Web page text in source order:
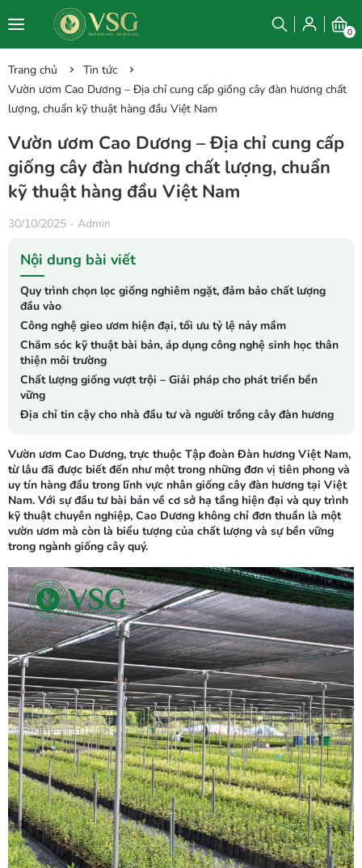
0
Trang chủ
Tin tức
Vườn ươm Cao Dương – Địa chỉ cung cấp giống cây đàn hương chất
lượng, chuẩn kỹ thuật hàng đầu Việt Nam
Vườn ươm Cao Dương – Địa chỉ cung cấp
giống cây đàn hương chất lượng, chuẩn
kỹ thuật hàng đầu Việt Nam
30/10/2025 - Admin
Nội dung bài viết
Quy trình chọn lọc giống nghiêm ngặt, đảm bảo chất lượng
đầu vào
Công nghệ gieo ươm hiện đại, tối ưu tỷ lệ nảy mầm
Chăm sóc kỹ thuật bài bản, áp dụng công nghệ sinh học thân
thiện môi trường
Chất lượng giống vượt trội – Giải pháp cho phát triển bền
vững
Địa chỉ tin cậy cho nhà đầu tư và người trồng cây đàn hương
Vườn ươm Cao Dương, trực thuộc Tập đoàn Đàn hương Việt Nam,
từ lâu đã được biết đến như một trong những đơn vị tiên phong và
uy tín hàng đầu trong lĩnh vực nhân giống cây đàn hương tại Việt
Nam. Với sự đầu tư bài bản về cơ sở hạ tầng hiện đại và quy trình
kỹ thuật chuyên nghiệp, Cao Dương không chỉ đơn thuần là một
vườn ươm mà còn là biểu tượng của chất lượng và sự bền vững
trong ngành giống cây quý.